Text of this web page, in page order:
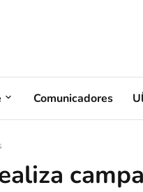
Comunicadores